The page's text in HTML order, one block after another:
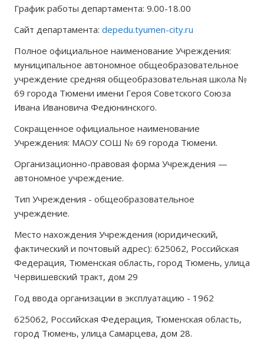
График работы департамента: 9.00-18.00
Сайт департамента: depedu.tyumen-city.ru
Полное официальное наименование Учреждения:
муниципальное автономное общеобразовательное
учреждение средняя общеобразовательная школа №
69 города Тюмени имени Героя Советского Союза
Ивана Ивановича Федюнинского.
Сокращенное официальное наименование
Учреждения: МАОУ СОШ № 69 города Тюмени.
Организационно-правовая форма Учреждения —
автономное учреждение.
Тип Учреждения - общеобразовательное
учреждение.
Место нахождения Учреждения (юридический,
фактический и почтовый адрес): 625062, Российская
Федерация, Тюменская область, город Тюмень, улица
Червишевский тракт, дом 29
Год ввода организации в эксплуатацию - 1962
625062, Российская Федерация, Тюменская область,
город Тюмень, улица Самарцева, дом 28.